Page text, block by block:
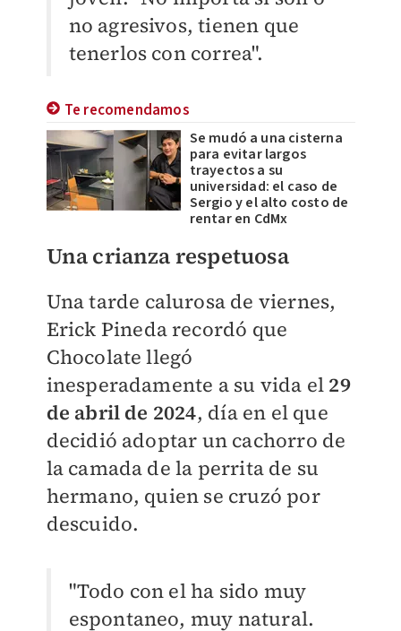
no agresivos, tienen que
tenerlos con correa".
Te recomendamos
Se mudó a una cisterna
para evitar largos
trayectos a su
universidad: el caso de
Sergio y el alto costo de
rentar en CdMx
Una crianza respetuosa
Una tarde calurosa de viernes,
Erick Pineda recordó que
Chocolate llegó
inesperadamente a su vida el 29
de abril de 2024, día en el que
decidió adoptar un cachorro de
la camada de la perrita de su
hermano, quien se cruzó por
descuido.
"Todo con el ha sido muy
espontaneo, muy natural.